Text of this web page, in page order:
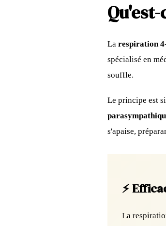
La respiration
spécialisé en
souffle.
Le principe est
s'apaise,
⚡
La